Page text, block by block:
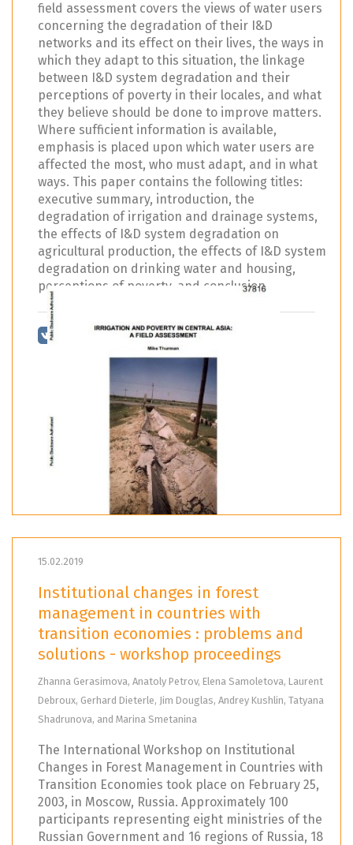
field assessment covers the views of water users
concerning the degradation of their I&D
networks and its effect on their lives, the ways in
which they adapt to this situation, the linkage
between I&D system degradation and their
perceptions of poverty in their locales, and what
they believe should be done to improve matters.
Where sufficient information is available,
emphasis is placed upon which water users are
affected the most, who must adapt, and in what
ways. This paper contains the following titles:
executive summary, introduction, the
degradation of irrigation and drainage systems,
the effects of I&D system degradation on
agricultural production, the effects of I&D system
degradation on drinking water and housing,
perceptions of poverty, and conclusion.
15.02.2019
Institutional changes in forest
management in countries with
transition economies : problems and
solutions - workshop proceedings
Zhanna Gerasimova, Anatoly Petrov, Elena Samoletova, Laurent
Debroux, Gerhard Dieterle, Jim Douglas, Andrey Kushlin, Tatyana
Shadrunova, and Marina Smetanina
The International Workshop on Institutional
Changes in Forest Management in Countries with
Transition Economies took place on February 25,
2003, in Moscow, Russia. Approximately 100
participants representing eight ministries of the
Russian Government and 16 regions of Russia, 18